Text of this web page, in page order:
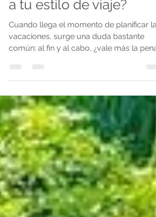
¿Bonito o Gramado: qué
destino se adapta mejor
a tu estilo de viaje?
vacaciones, surge una duda bastante
común: al fin y al cabo, ¿vale más la pena
conocer Bonito o Gramado? Ambos
destinos se encuentran entre los más
buscados de Brasil, pero ofrecen
experiencias completamente diferentes.
Mientras Gramado encanta por sus calles
pintorescas, su clima frío y su
gastronomía, Bonito conquista a quienes
buscan naturaleza, ríos cristalinos y
actividades al aire libre. Si te gustan los
paseos en contacto con l